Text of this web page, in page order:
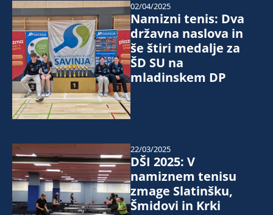
Namizni tenis: Dva
državna naslova in
še štiri medalje za
ŠD SU na
mladinskem DP
02/04/2025
DŠI 2025: V
namiznem tenisu
zmage Slatinšku,
Šmidovi in Krki
22/03/2025